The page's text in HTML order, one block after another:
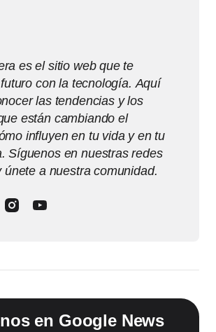
es el sitio web que te
con la tecnología. Aquí
las tendencias y los
están cambiando el
influyen en tu vida y en tu
Síguenos en nuestras redes
únete a nuestra comunidad.
en Google News